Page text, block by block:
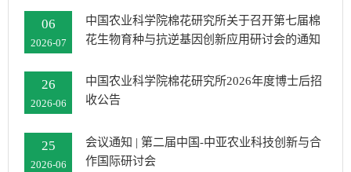
06
2026-07
中国农业科学院棉花研究所关于召开第七届棉
花生物育种与抗逆基因创新应用研讨会的通知
26
2026-06
中国农业科学院棉花研究所2026年度博士后招
收公告
25
2026-06
会议通知 | 第二届中国-中亚农业科技创新与合
作国际研讨会